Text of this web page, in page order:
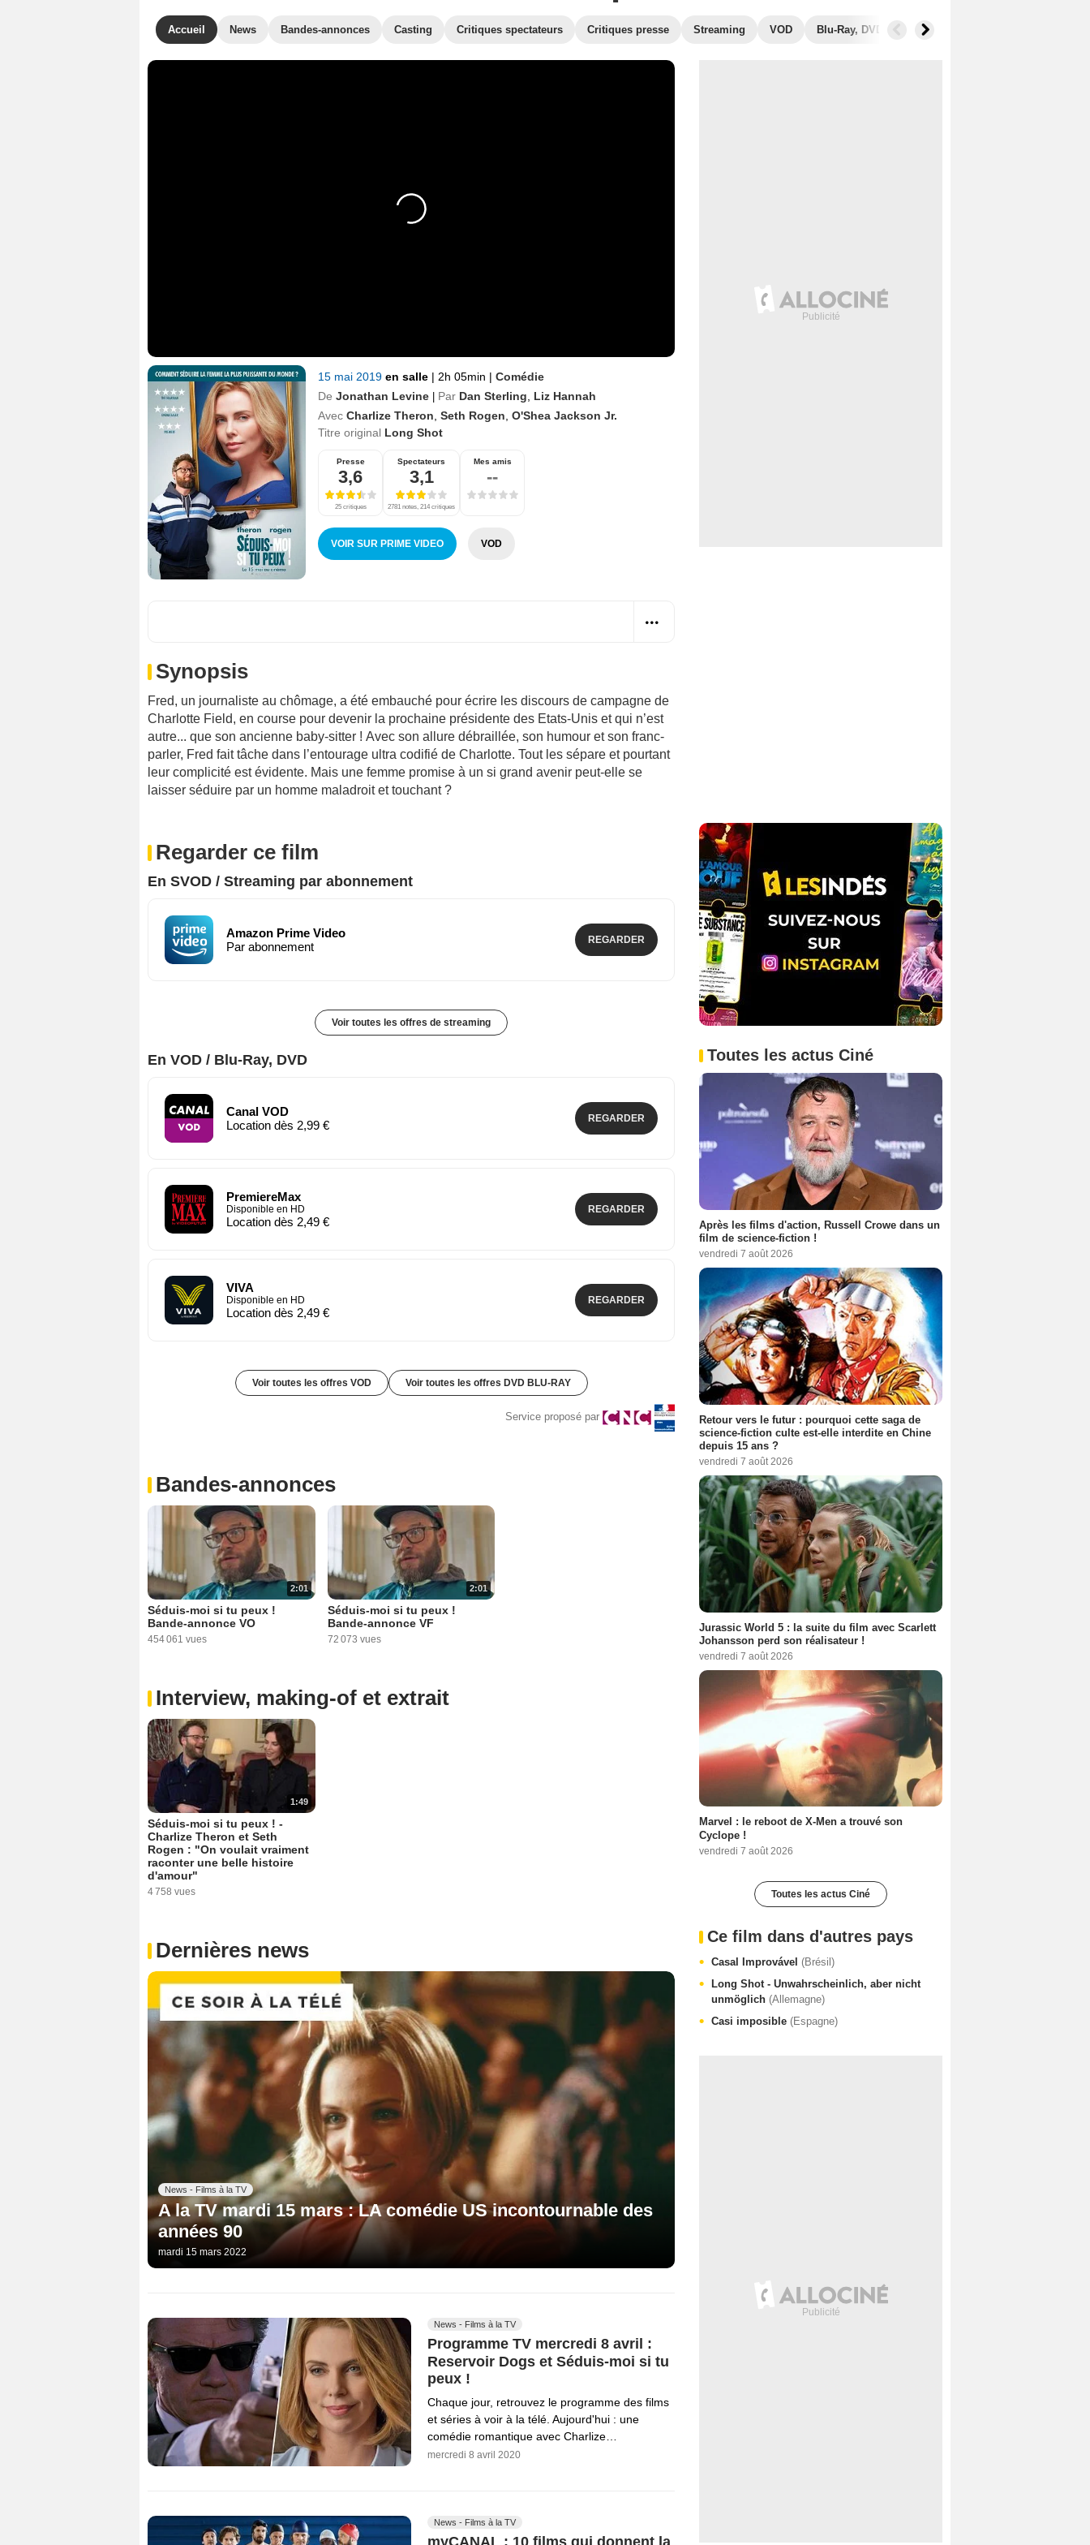
Accueil News Bandes-annonces Casting Critiques spectateurs Critiques presse Streaming VOD Blu-Ray, DVD Photos
15 mai 2019 en salle | 2h 05min | Comédie
De Jonathan Levine | Par Dan Sterling
Liz Hannah
Avec Charlize Theron Seth Rogen O'Shea Jackson Jr.
Titre original Long Shot
Presse
3,6
25 critiques
Spectateurs
3,1
2781 notes, 214 critiques
Mes amis
--
VOIR SUR PRIME VIDEO VOD
Synopsis
Fred, un journaliste au chômage, a été embauché pour écrire les discours de campagne de
Charlotte Field, en course pour devenir la prochaine présidente des Etats-Unis et qui n’est
autre... que son ancienne baby-sitter ! Avec son allure débraillée, son humour et son franc-
parler, Fred fait tâche dans l’entourage ultra codifié de Charlotte. Tout les sépare et pourtant
leur complicité est évidente. Mais une femme promise à un si grand avenir peut-elle se
laisser séduire par un homme maladroit et touchant ?
Regarder ce film
En SVOD / Streaming par abonnement
Amazon Prime Video
Par abonnement
REGARDER
Voir toutes les offres de streaming
En VOD / Blu-Ray, DVD
Canal VOD
Location dès 2,99 €
REGARDER
PremiereMax
Disponible en HD
Location dès 2,49 €
REGARDER
VIVA
Disponible en HD
Location dès 2,49 €
REGARDER
Voir toutes les offres VOD Voir toutes les offres DVD BLU-RAY
Service proposé par
Bandes-annonces
2:01
Séduis-moi si tu peux !
Bande-annonce VO
454 061 vues
2:01
Séduis-moi si tu peux !
Bande-annonce VF
72 073 vues
Interview, making-of et extrait
1:49
Séduis-moi si tu peux ! -
Charlize Theron et Seth
Rogen : "On voulait vraiment
raconter une belle histoire
d'amour"
4 758 vues
Dernières news
News - Films à la TV
A la TV mardi 15 mars : LA comédie US incontournable des
années 90
mardi 15 mars 2022
News - Films à la TV
Programme TV mercredi 8 avril :
Reservoir Dogs et Séduis-moi si tu
peux !
Chaque jour, retrouvez le programme des films
et séries à voir à la télé. Aujourd'hui : une
comédie romantique avec Charlize…
mercredi 8 avril 2020
News - Films à la TV
myCANAL : 10 films qui donnent la
Toutes les actus Ciné
Après les films d'action, Russell Crowe dans un
film de science-fiction !
vendredi 7 août 2026
Retour vers le futur : pourquoi cette saga de
science-fiction culte est-elle interdite en Chine
depuis 15 ans ?
vendredi 7 août 2026
Jurassic World 5 : la suite du film avec Scarlett
Johansson perd son réalisateur !
vendredi 7 août 2026
Marvel : le reboot de X-Men a trouvé son
Cyclope !
vendredi 7 août 2026
Toutes les actus Ciné
Ce film dans d'autres pays
Casal Improvável (Brésil)
Long Shot - Unwahrscheinlich, aber nicht
unmöglich (Allemagne)
Casi imposible (Espagne)